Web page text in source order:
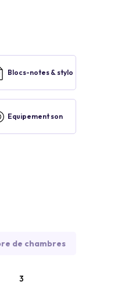
Blocs-notes & stylo
Equipement son
de chambres
3